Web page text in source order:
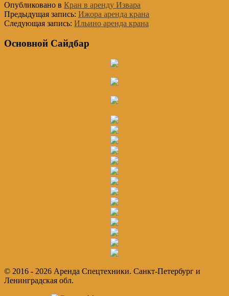
Опубликовано в Кран в аренду Извара
Предыдущая запись: Ижора аренда крана
Следующая запись: Ильино аренда крана
Основной Сайдбар
© 2016 - 2026 Аренда Спецтехники. Санкт-Петербург и
Ленинградская обл.